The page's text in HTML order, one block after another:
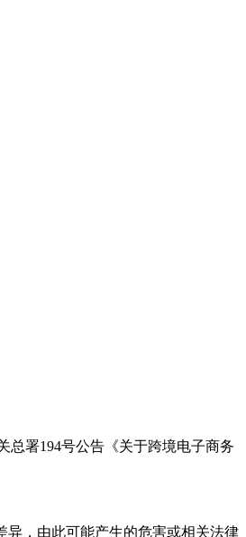
总署194号公告《关于跨境电子商务
异，由此可能产生的危害或相关法律